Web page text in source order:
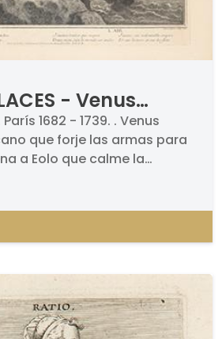
- Venus
Vulcano que forje
EneasJuno
que calme la
París 1682 - 1739. . Venus
que forje las armas para
a Eolo que calme la
mm cada uno